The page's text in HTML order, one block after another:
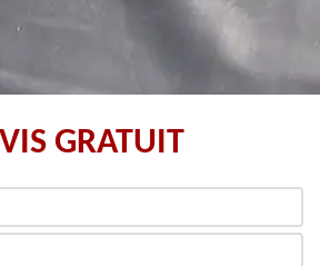
GRATUIT